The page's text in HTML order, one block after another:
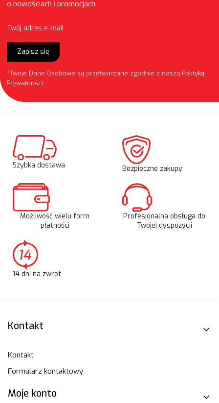
o nowościach i promocjach.
Twój adres e-mail
Zapisz się
*Twoje Dane Osobowe są przetwarzane zgodnie z naszą Polityką
Prywatności.
Szybka dostawa Bezpieczne zakupy
Możliwość wielu form
płatności
Profesjonalna obsługa do
Twojej dyspozycji
14 dni na zwrot
Linki w stopce
Kontakt
Kontakt
Formularz kontaktowy
Moje konto